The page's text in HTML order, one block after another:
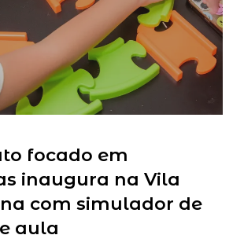
focado em
inaugura na Vila
com simulador de
aula